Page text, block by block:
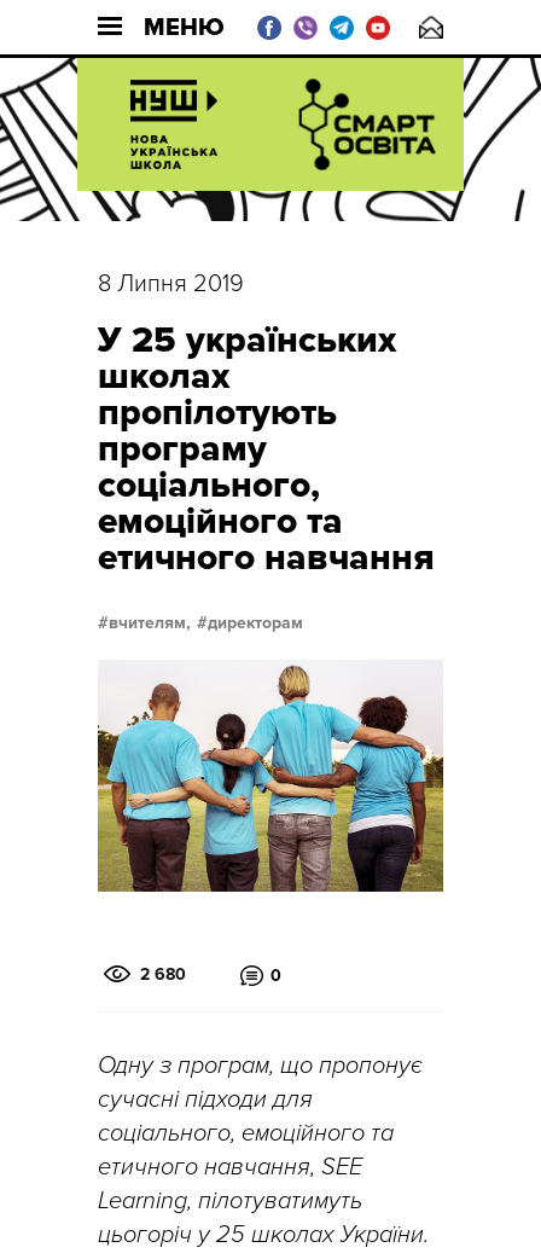
МЕНЮ
8 Липня 2019
У 25 українських
школах
пропілотують
програму
соціального,
емоційного та
етичного навчання
вчителям, директорам
2 680 0
Одну з програм, що пропонує
сучасні підходи для
соціального, емоційного та
етичного навчання, SEE
Learning, пілотуватимуть
цьогоріч у 25 школах України.